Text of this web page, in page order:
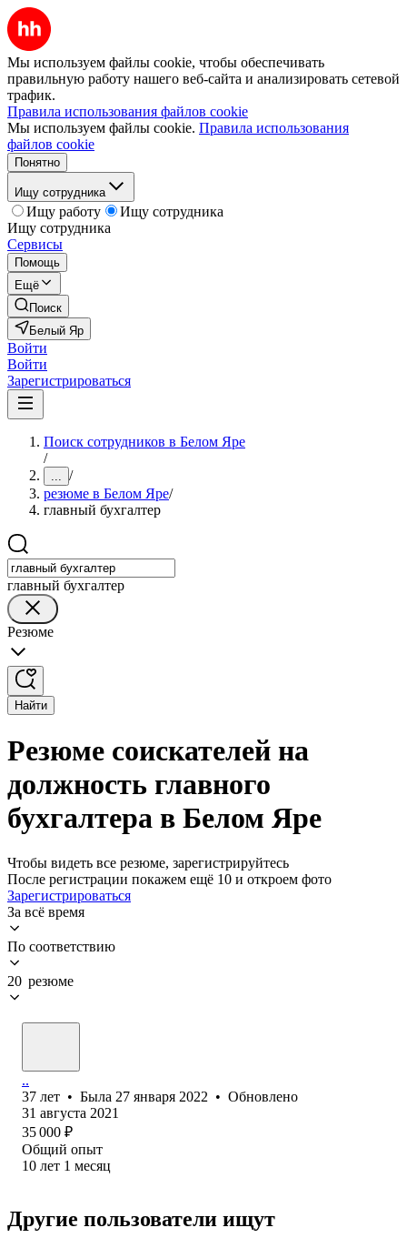
Мы используем файлы cookie, чтобы обеспечивать
правильную работу нашего веб-сайта и анализировать сетевой
трафик.
Правила использования файлов cookie
Мы используем файлы cookie. Правила использования
файлов cookie
Понятно
Ищу сотрудника
Ищу работу
Ищу сотрудника
Ищу сотрудника
Сервисы
Помощь
Ещё
Поиск
Белый Яр
Войти
Войти
Зарегистрироваться
Поиск сотрудников в Белом Яре
/
... /
резюме в Белом Яре/
главный бухгалтер
главный бухгалтер
Резюме
Найти
Резюме соискателей на
должность главного
бухгалтера в Белом Яре
Чтобы видеть все резюме, зарегистрируйтесь
После регистрации покажем ещё 10 и откроем фото
Зарегистрироваться
За всё время
По соответствию
20 резюме
..
37 лет • Была 27 января 2022 • Обновлено
31 августа 2021
35 000 ₽
Общий опыт
10 лет 1 месяц
Другие пользователи ищут